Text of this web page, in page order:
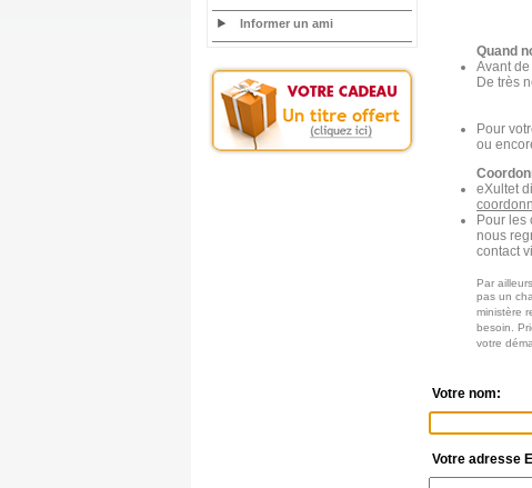
Informer un ami
Quand
Avant
De très
Pour
ou
eXultet
Pour les
nous
contact
Par
pas un
ministère
besoin.
votre
Votre nom:
Votre adresse